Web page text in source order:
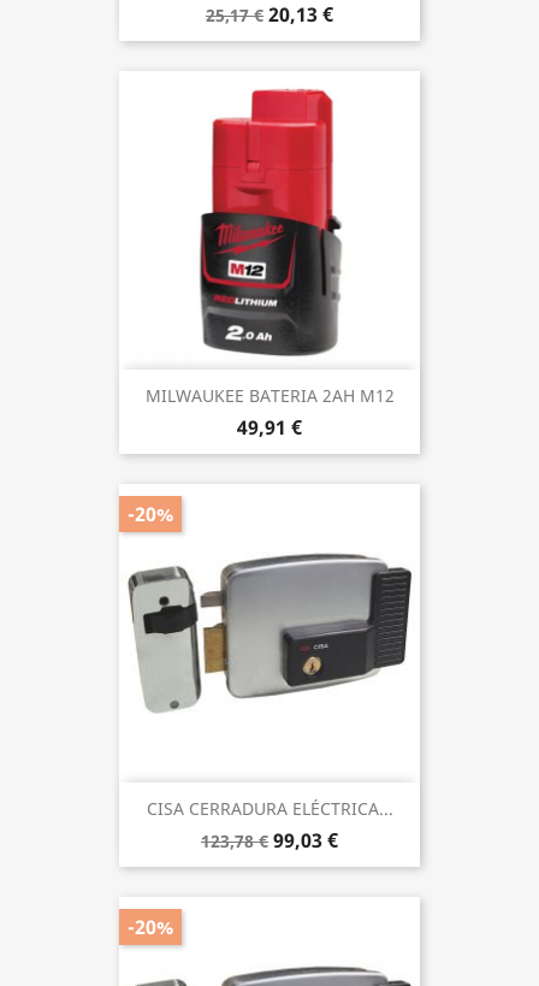
25,17 € 20,13 €
MILWAUKEE BATERIA 2AH M12
49,91 €
CISA CERRADURA ELÉCTRICA...
123,78 € 99,03 €
-20%
-20%